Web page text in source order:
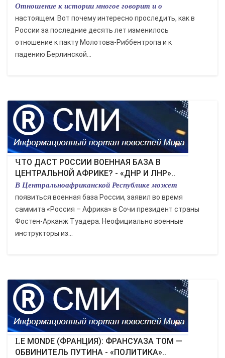
Отношение к истории многое говорит и о
настоящем. Вот почему интересно проследить, как в
России за последние десять лет изменилось
отношение к пакту Молотова-Риббентропа и к
падению Берлинской...
ЧТО ДАСТ РОССИИ ВОЕННАЯ БАЗА В
ЦЕНТРАЛЬНОЙ АФРИКЕ? - «ДНР И ЛНР»..
В Центральноафриканской Республике может
появиться военная база России, заявил во время
саммита «Россия – Африка» в Сочи президент страны
Фостен-Арканж Туадера. Неофициально военные
инструкторы из...
LE MONDE (ФРАНЦИЯ): ФРАНСУАЗА ТОМ —
ОБВИНИТЕЛЬ ПУТИНА - «ПОЛИТИКА»..